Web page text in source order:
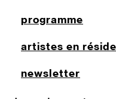
programme
artistes en
newsletter